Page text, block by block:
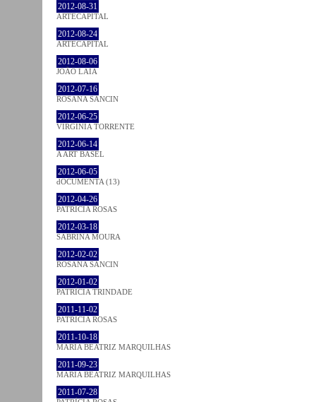
2012-08-31
ARTECAPITAL
2012-08-24
ARTECAPITAL
2012-08-06
JOÃO LAIA
2012-07-16
ROSANA SANCIN
2012-06-25
VIRGINIA TORRENTE
2012-06-14
A ART BASEL
2012-06-05
dOCUMENTA (13)
2012-04-26
PATRÍCIA ROSAS
2012-03-18
SABRINA MOURA
2012-02-02
ROSANA SANCIN
2012-01-02
PATRÍCIA TRINDADE
2011-11-02
PATRÍCIA ROSAS
2011-10-18
MARIA BEATRIZ MARQUILHAS
2011-09-23
MARIA BEATRIZ MARQUILHAS
2011-07-28